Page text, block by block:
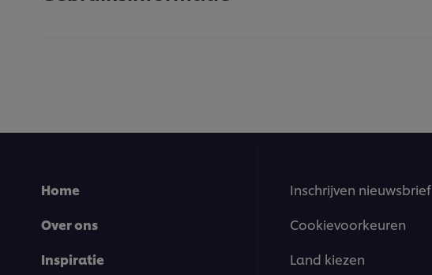
Home
Over ons
Inspiratie
Inschrijven nieuwsbrief
Cookievoorkeuren
Land kiezen